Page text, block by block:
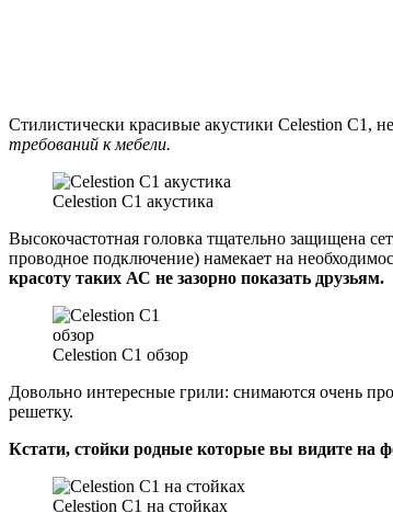
Стилистически красивые акустики Celestion C1,
требований к мебели.
Celestion C1 акустика
Высокочастотная головка тщательно защищена
проводное подключение) намекает на
красоту таких АС не зазорно показать друзьям.
Celestion C1 обзор
Довольно интересные грили: снимаются очень
решетку.
Кстати, стойки родные которые вы видите на
Celestion C1 на стойках